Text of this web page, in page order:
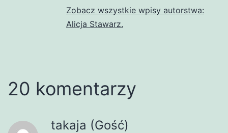
Zobacz wszystkie wpisy autorstwa:
Alicja Stawarz.
20 komentarzy
takaja (Gość)